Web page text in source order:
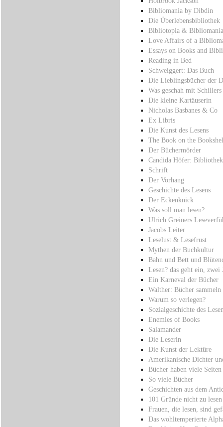
Bibliomania by Dibdin
Die Überlebensbibliothek
Bibliotopia & Bibliomania
Love Affairs of a
Essays on Books and
Reading in Bed
Schweiggert: Das Buch
Die Lieblingsbücher der
Was geschah mit Schillers
Die kleine Kartäuserin
Nicholas Basbanes & Co
Ex Libris
Die Kunst des Lesens
The Book on the
Der Büchermörder
Candida Höfer:
Schrift
Der Vorhang
Geschichte des Lesens
Der Eckenknick
Was soll man lesen?
Ulrich Greiners
Jacobs Leiter
Leselust & Lesefrust
Mythen der Buchkultur
Bahn und Bett und
Lesen? das geht ein, zwei
Ein Karneval der Bücher
Walther: Bücher sammeln
Warum so verlegen?
Sozialgeschichte des
Enemies of Books
Salamander
Die Leserin
Die Kunst der Lektüre
Amerikanische Dichter
Bücher haben viele Seiten
So viele Bücher
Geschichten aus dem
101 Gründe nicht zu lesen
Frauen, die lesen, sind
Das wohltemperierte